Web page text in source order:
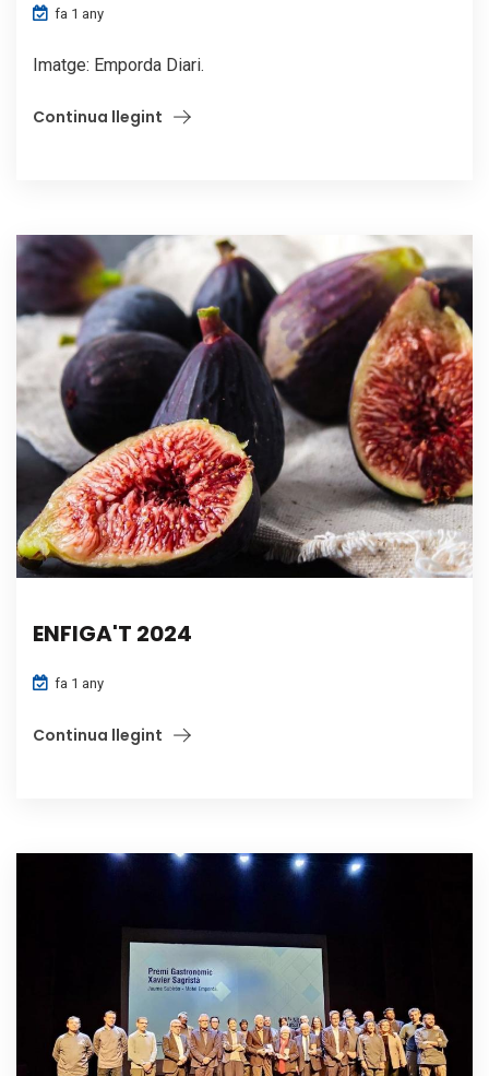
fa 1 any
Imatge: Emporda Diari.
Continua llegint
ENFIGA'T 2024
fa 1 any
Continua llegint